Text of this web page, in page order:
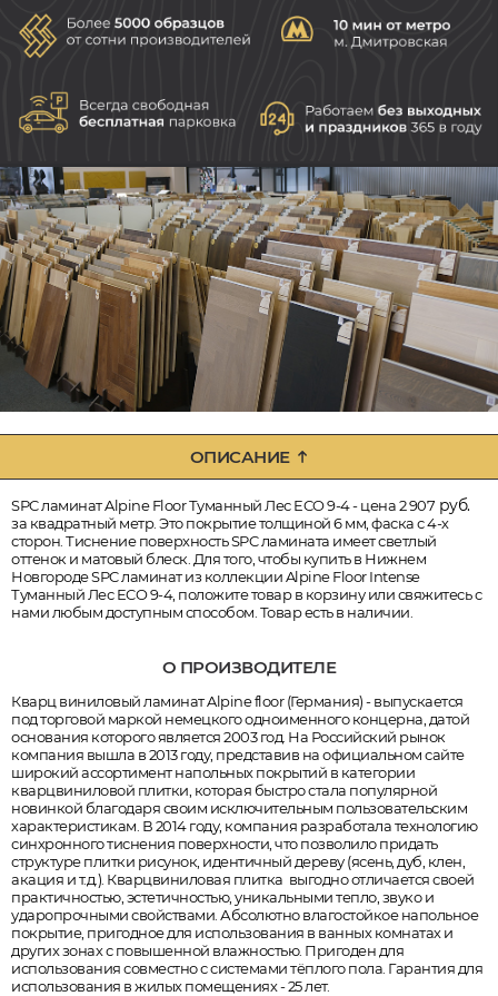
ОПИСАНИЕ
SPC ламинат Alpine Floor Туманный Лес ECO 9-4 - цена 2 907 руб.
за квадратный метр. Это покрытие толщиной 6 мм, фаска с 4-х
сторон. Тиснение поверхность SPC ламината имеет светлый
оттенок и матовый блеск. Для того, чтобы купить в Нижнем
Новгороде SPC ламинат из коллекции Alpine Floor Intense
Туманный Лес ECO 9-4, положите товар в корзину или свяжитесь с
нами любым доступным способом. Товар есть в наличии.
О ПРОИЗВОДИТЕЛЕ
Кварц виниловый ламинат Alpine floor (Германия) - выпускается
под торговой маркой немецкого одноименного концерна, датой
основания которого является 2003 год. На Российский рынок
компания вышла в 2013 году, представив на официальном сайте
широкий ассортимент напольных покрытий в категории
кварцвиниловой плитки, которая быстро стала популярной
новинкой благодаря своим исключительным пользовательским
характеристикам. В 2014 году, компания разработала технологию
синхронного тиснения поверхности, что позволило придать
структуре плитки рисунок, идентичный дереву (ясень, дуб, клен,
акация и т.д.). Кварцвиниловая плитка выгодно отличается своей
практичностью, эстетичностью, уникальными тепло, звуко и
ударопрочными свойствами. Абсолютно влагостойкое напольное
покрытие, пригодное для использования в ванных комнатах и
других зонах с повышенной влажностью. Пригоден для
использования совместно с системами тёплого пола. Гарантия для
использования в жилых помещениях - 25 лет.